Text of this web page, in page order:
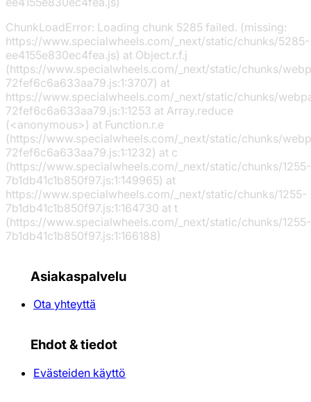
ChunkLoadError: Loading chunk 5285 failed. (missing:
https://www.specialwheels.com/_next/static/chunks/5285-
ee4155e830ec4fea.js) at Object.r.f.j
(https://www.specialwheels.com/_next/static/chunks/
72fef6c6a633aa79.js:1:3707) at
https://www.specialwheels.com/_next/static/chunks/
72fef6c6a633aa79.js:1:1253 at Array.reduce
(<anonymous>) at Function.r.e
(https://www.specialwheels.com/_next/static/chunks/
72fef6c6a633aa79.js:1:1232) at c
(https://www.specialwheels.com/_next/static/chunks/1255-
7b1db41c1b850f97.js:1:149965) at
https://www.specialwheels.com/_next/static/chunks/1255-
7b1db41c1b850f97.js:1:164730 at t
(https://www.specialwheels.com/_next/static/chunks/1255-
7b1db41c1b850f97.js:1:166188)
Asiakaspalvelu
Ota yhteyttä
Ehdot & tiedot
Evästeiden käyttö